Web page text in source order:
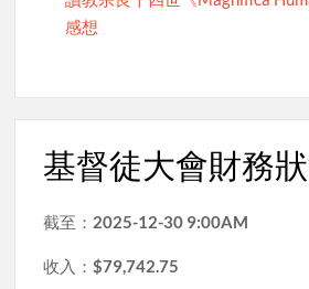
感想
基督徒大會財務
截至： 2025-12-30 9:00AM
收入：$79,742.75